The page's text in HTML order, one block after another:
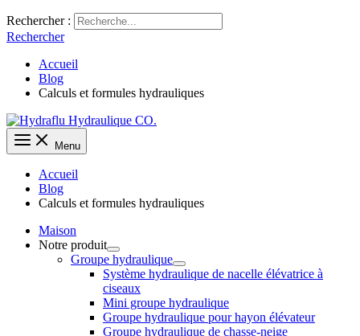
Rechercher :
Rechercher
Accueil
Blog
Calculs et formules hydrauliques
Menu
Accueil
Blog
Calculs et formules hydrauliques
Maison
Notre produit
Groupe hydraulique
Système hydraulique de nacelle élévatrice à
ciseaux
Mini groupe hydraulique
Groupe hydraulique pour hayon élévateur
Groupe hydraulique de chasse-neige